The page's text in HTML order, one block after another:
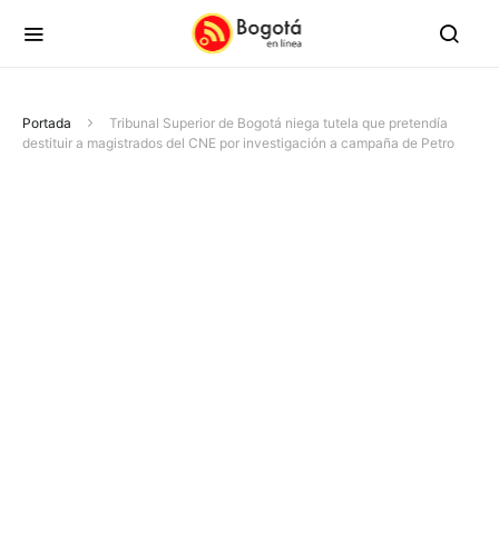
Portada
Tribunal Superior de Bogotá niega tutela que pretendía
destituir a magistrados del CNE por investigación a campaña de Petro